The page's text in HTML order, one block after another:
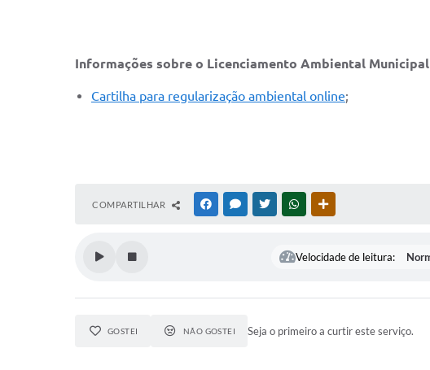
Informações sobre o Licenciamento Ambiental Municipal
Cartilha para regularização ambiental online;
COMPARTILHAR FACEBOOKMESSENGER
TWITTERWHATSAPP
Velocidade de leitura:
GOSTEI NÃO GOSTEI Seja o primeiro a curtir este serviço.